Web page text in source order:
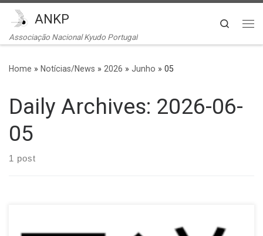
Skip to content
ANKP
Associação Nacional Kyudo Portugal
Search
Home » Notícias/News » 2026 » Junho » 05
Daily Archives: 2026-06-
05
1 post